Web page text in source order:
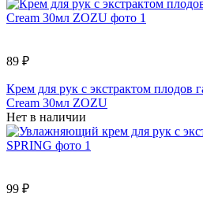
89 ₽
Крем для рук с экстрактом плодов
Cream 30мл ZOZU
Нет в наличии
99 ₽